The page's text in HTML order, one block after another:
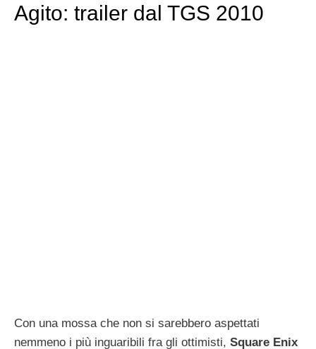
Agito: trailer dal TGS 2010
Con una mossa che non si sarebbero aspettati
nemmeno i più inguaribili fra gli ottimisti, Square Enix